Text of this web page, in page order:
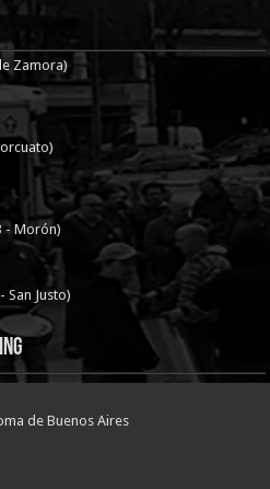
Zamora)
- Morón)
San Justo)
de Buenos Aires